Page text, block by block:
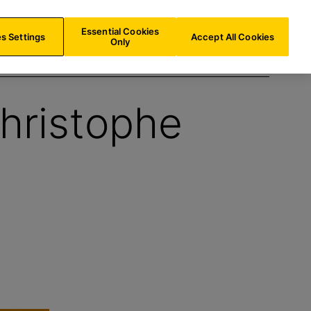
DE/DE
Settings
Essential Cookies
Only
Accept All Cookies